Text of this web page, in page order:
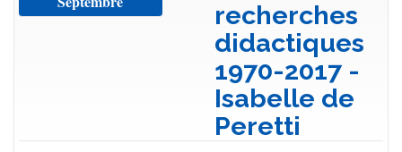
recherches
didactiques
1970-2017 -
Isabelle de
Peretti